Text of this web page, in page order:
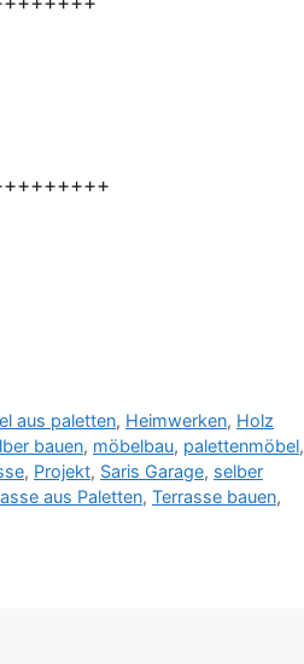
aus paletten, Heimwerken, Holz
bauen, möbelbau, palettenmöbel,
, Projekt, Saris Garage, selber
aus Paletten, Terrasse bauen,